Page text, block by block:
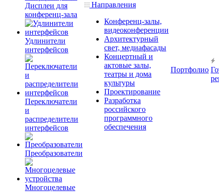
Дисплеи для
конференц-зала
Удлинители
интерфейсов
Переключатели
и
распределители
интерфейсов
Преобразователи
Многоцелевые
Направления
Конференц-залы,
видеоконференции
Архитектурный
свет, медиафасады
Концертный и
актовые залы,
театры и дома
культуры
Проектирование
Разработка
российского
программного
обеспечения
Портфолио